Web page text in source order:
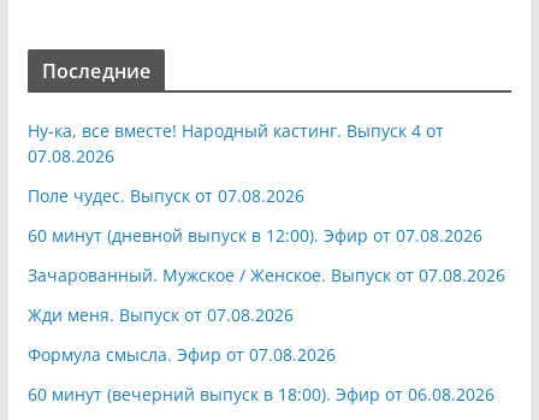
Последние
Ну-ка, все вместе! Народный кастинг. Выпуск 4 от
07.08.2026
Поле чудес. Выпуск от 07.08.2026
60 минут (дневной выпуск в 12:00). Эфир от 07.08.2026
Зачарованный. Мужское / Женское. Выпуск от 07.08.2026
Жди меня. Выпуск от 07.08.2026
Формула смысла. Эфир от 07.08.2026
60 минут (вечерний выпуск в 18:00). Эфир от 06.08.2026